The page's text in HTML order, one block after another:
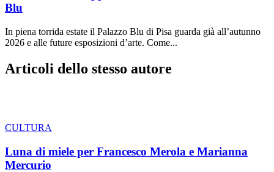
Blu
In piena torrida estate il Palazzo Blu di Pisa guarda già all’autunno
2026 e alle future esposizioni d’arte. Come...
Articoli dello stesso autore
CULTURA
Luna di miele per Francesco Merola e Marianna
Mercurio